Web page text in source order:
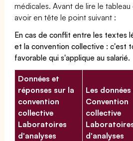
médicales. Avant de lire le
avoir en tête le point suivant :
En cas de conflit entre les textes
et la convention collective : c'est
favorable qui s'applique au salarié.
Données et
réponses sur la
convention
collective
Laboratoires
d'analyses
Les données
Convention
collective
d'analyses